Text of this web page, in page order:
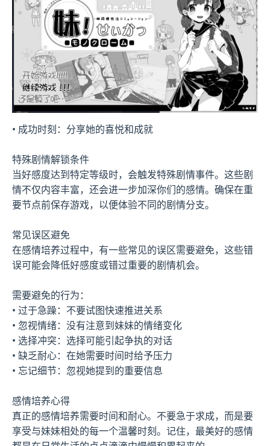
• 成功时刻：分享她的喜悦和成就
特殊剧情解锁条件
当好感度达到特定等级时，会触发特殊剧情事件。这些剧
情不仅内容丰富，还会进一步加深你们的感情。确保在重
要节点前保存游戏，以便体验不同的剧情分支。
常见误区避免
在感情培养过程中，有一些常见的误区需要避免，这些错
误可能会降低好感度或错过重要的剧情机会。
需要避免的行为：
• 过于急躁：不要试图快速推进关系
• 忽视情绪：没有注意到妹妹的情绪变化
• 选择冲突：选择可能引起争执的对话
• 缺乏耐心：在她需要时间时给予压力
• 忘记细节：忽视她提到的重要信息
感情培养心得
真正的感情培养需要时间和耐心。不要急于求成，而是要
享受与妹妹相处的每一个温馨时刻。记住，最美好的感情